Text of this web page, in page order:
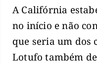
A Califórnia
no início e não
que seria um dos
Lotufo também